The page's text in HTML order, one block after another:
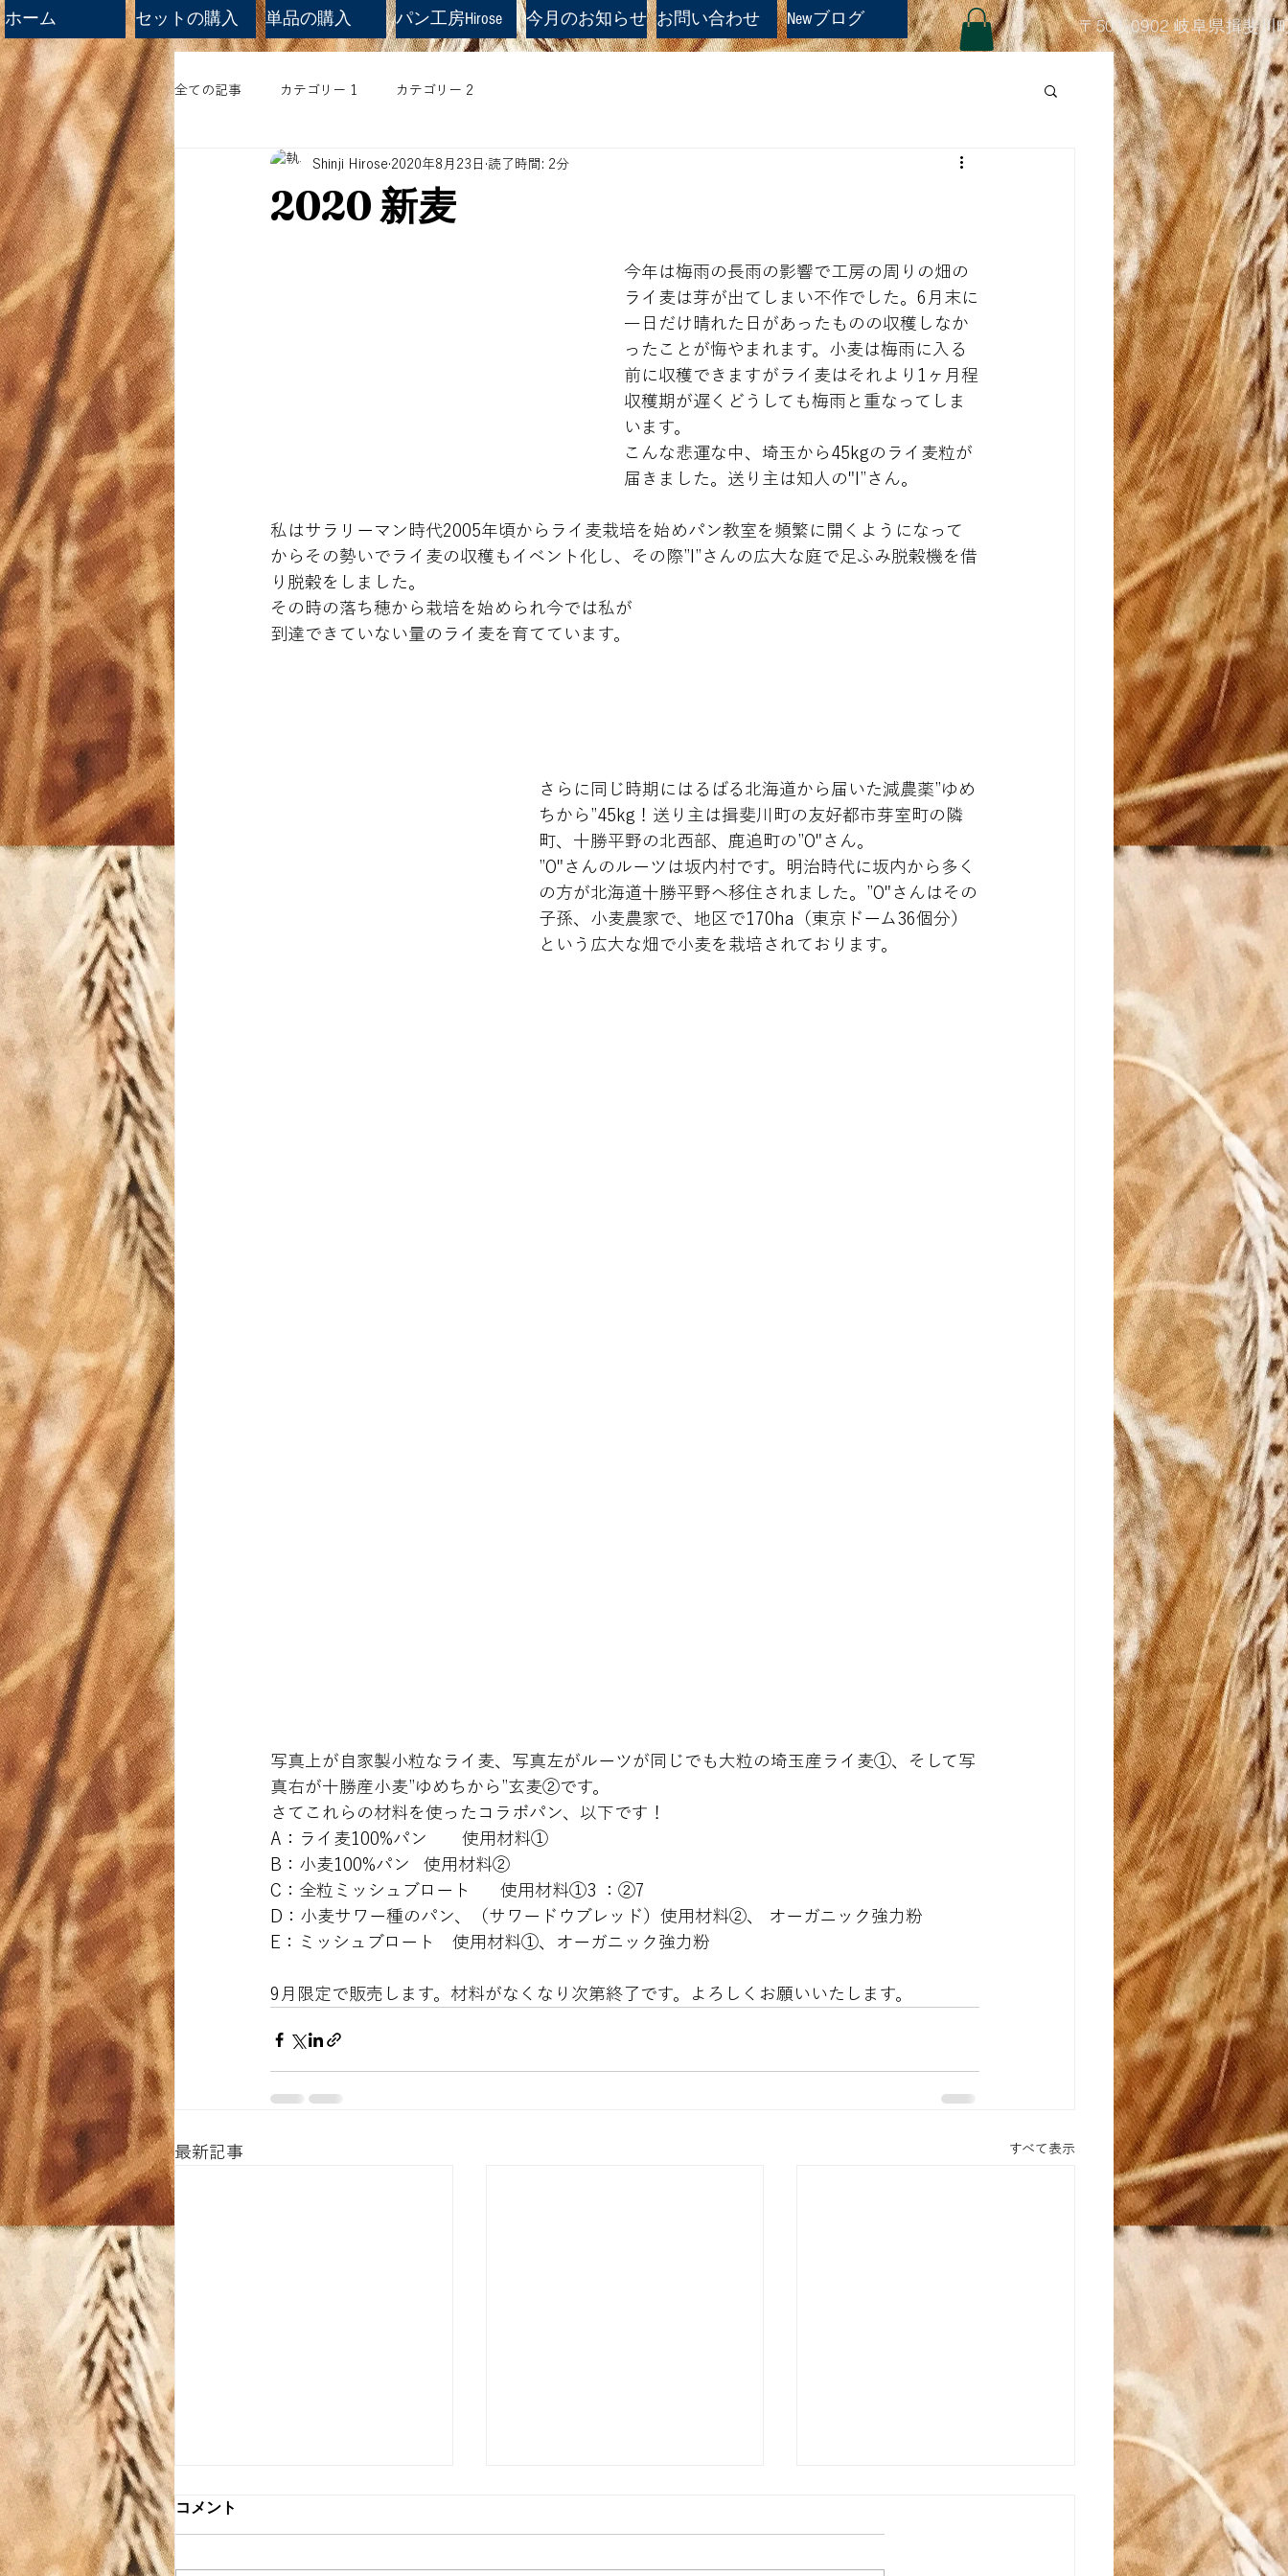
〒501-0902 岐阜県揖斐川
ホーム セットの購入 単品の購入 パン工房Hirose 今月のお知らせ お問い合わせ Newブログ
全ての記事 カテゴリー 1 カテゴリー 2
2020 新麦
Shinji Hirose 2020年8月23日 読了時間: 2分
今年は梅雨の長雨の影響で工房の周りの畑の
ライ麦は芽が出てしまい不作でした。6月末に
一日だけ晴れた日があったものの収穫しなか
ったことが悔やまれます。小麦は梅雨に入る
前に収穫できますがライ麦はそれより1ヶ月程
収穫期が遅くどうしても梅雨と重なってしま
います。
こんな悲運な中、埼玉から45kgのライ麦粒が
届きました。送り主は知人の"I”さん。
私はサラリーマン時代2005年頃からライ麦栽培を始めパン教室を頻繁に開くようになって
からその勢いでライ麦の収穫もイベント化し、その際”I”さんの広大な庭で足ふみ脱穀機を借
り脱穀をしました。
その時の落ち穂から栽培を始められ今では私が
到達できていない量のライ麦を育てています。
さらに同じ時期にはるばる北海道から届いた減農薬”ゆめ
ちから”45kg！送り主は揖斐川町の友好都市芽室町の隣
町、十勝平野の北西部、鹿追町の”O"さん。
”O"さんのルーツは坂内村です。明治時代に坂内から多く
の方が北海道十勝平野へ移住されました。”O"さんはその
子孫、小麦農家で、地区で170ha（東京ドーム36個分）
という広大な畑で小麦を栽培されております。
写真上が自家製小粒なライ麦、写真左がルーツが同じでも大粒の埼玉産ライ麦①、そして写
真右が十勝産小麦”ゆめちから”玄麦②です。
さてこれらの材料を使ったコラボパン、以下です！
A：ライ麦100%パン	使用材料①
B：小麦100%パン	使用材料②
C：全粒ミッシュブロート	使用材料①3 ：②7
D：小麦サワー種のパン、（サワードウブレッド）使用材料②、 オーガニック強力粉
E：ミッシュブロート　使用材料①、オーガニック強力粉
9月限定で販売します。材料がなくなり次第終了です。よろしくお願いいたします。
最新記事 すべて表示
コメント